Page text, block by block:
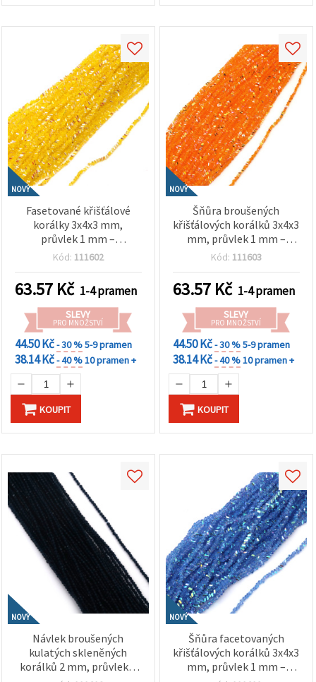
NOVÝ
Fasetované křišťálové
korálky 3x4x3 mm,
průvlek 1 mm –
transparentní žluté
šňůra cca 138 ks
Kód: 111602
63.57 Kč 1-4 pramen
SLEVY
PRO MNOŽSTVÍ
44.50 Kč- 30 %5-9 pramen
38.14 Kč- 40 %10 pramen +
KOUPIT
NOVÝ
Šňůra broušených
křišťálových korálků 3x4x3
mm, průvlek 1 mm –
zářivá transparentní
třpytivým AB pokovem
~130 ks
Kód: 111603
63.57 Kč 1-4 pramen
SLEVY
PRO MNOŽSTVÍ
44.50 Kč- 30 %5-9 pramen
38.14 Kč- 40 %10 pramen +
KOUPIT
NOVÝ
Návlek broušených
kulatých skleněných
korálků 2 mm, průvlek 1
NOVÝ
Šňůra facetovaných
křišťálových korálků 3x4x3
mm, průvlek 1 mm –